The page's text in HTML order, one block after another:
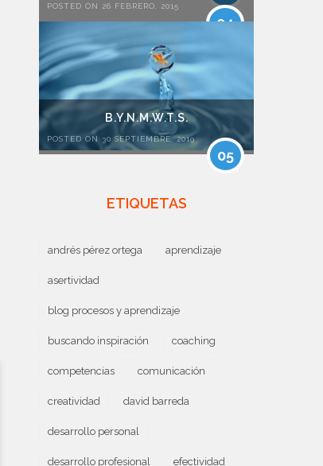
POSTED ON 26 FEBRERO, 2015
04
B.Y.N.M.W.T.S.
POSTED ON 30 SEPTIEMBRE, 2019
05
ETIQUETAS
andrés pérez ortega aprendizaje
asertividad
blog procesos y aprendizaje
buscando inspiración coaching
competencias comunicación
creatividad david barreda
desarrollo personal
desarrollo profesional efectividad